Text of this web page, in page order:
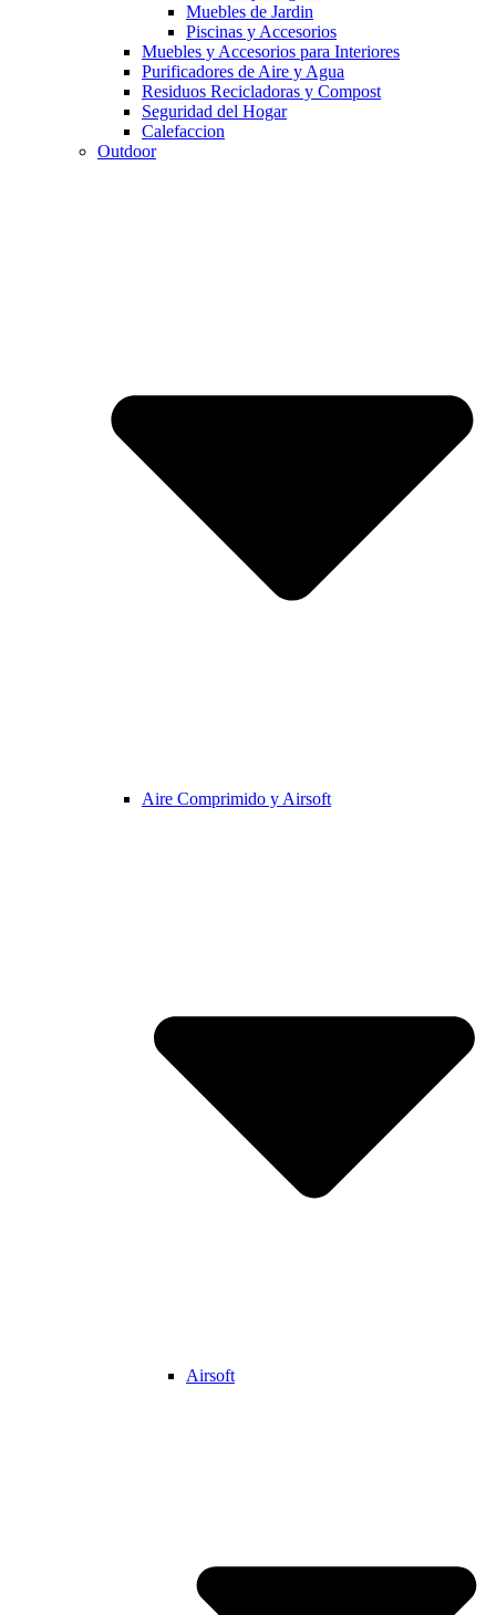
Muebles de Jardin
Piscinas y Accesorios
Muebles y Accesorios para Interiores
Purificadores de Aire y Agua
Residuos Recicladoras y Compost
Seguridad del Hogar
Calefaccion
Outdoor
Aire Comprimido y Airsoft
Airsoft